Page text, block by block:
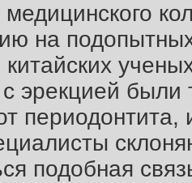
на
эрекцией были
подобная